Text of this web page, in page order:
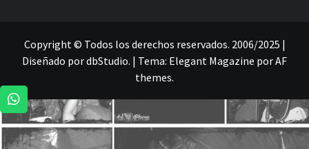
Copyright © Todos los derechos reservados. 2006/2025 |
Diseñado por dbStudio. | Tema: Elegant Magazine porAF
themes.